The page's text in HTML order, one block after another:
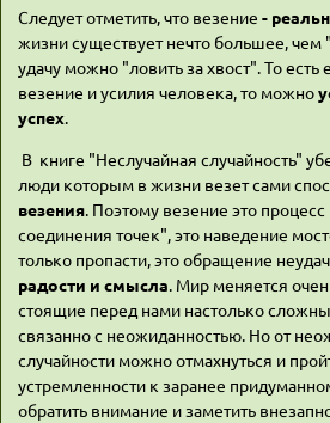
Следует отметить, что везение -
жизни существует нечто большее, чем
удачу можно "ловить за хвост". То есть
везение и усилия человека, то можно
успех.
В книге "Неслучайная случайность"
люди которым в жизни везет сами
везения. Поэтому везение это
соединения точек", это наведение
только пропасти, это обращение
радости и смысла. Мир меняется
стоящие перед нами настолько
связанно с неожиданностью. Но от
случайности можно отмахнуться и
устремленности к заранее
обратить внимание и заметить